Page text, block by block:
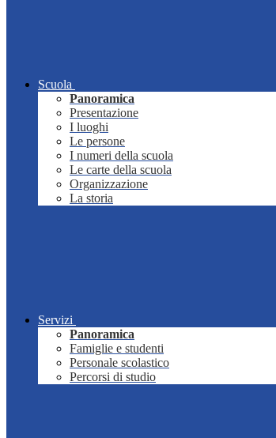
Scuola
Panoramica
Presentazione
I luoghi
Le persone
I numeri della scuola
Le carte della scuola
Organizzazione
La storia
Servizi
Panoramica
Famiglie e studenti
Personale scolastico
Percorsi di studio